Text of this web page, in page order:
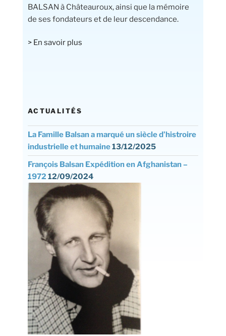
BALSAN à Châteauroux, ainsi que la mémoire
de ses fondateurs et de leur descendance.
> En savoir plus
ACTUALITÉS
La Famille Balsan a marqué un siècle d’histroire
industrielle et humaine13/12/2025
François Balsan Expédition en Afghanistan –
1972 12/09/2024